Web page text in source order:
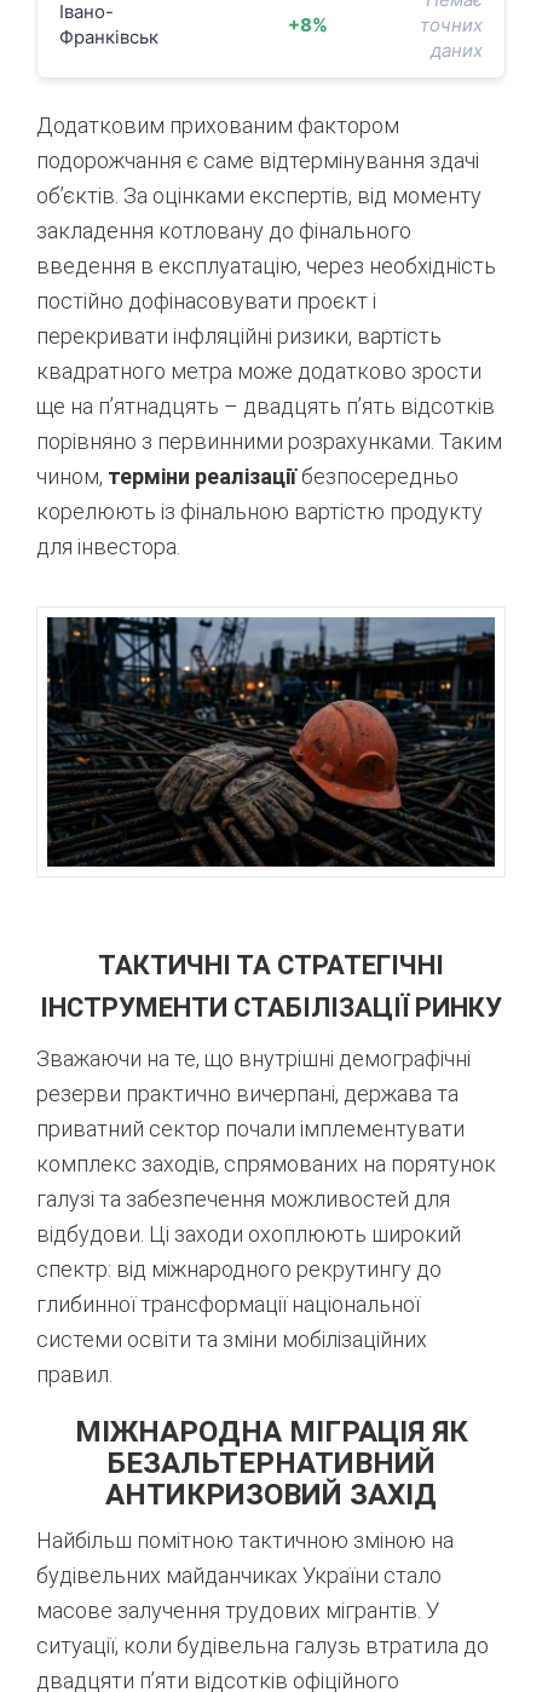
Івано-
Франківськ
+8%
точних
даних
Додатковим прихованим фактором
подорожчання є саме відтермінування здачі
об’єктів. За оцінками експертів, від моменту
закладення котловану до фінального
введення в експлуатацію, через необхідність
постійно дофінасовувати проєкт і
перекривати інфляційні ризики, вартість
квадратного метра може додатково зрости
ще на п’ятнадцять – двадцять п’ять відсотків
порівняно з первинними розрахунками . Таким
чином, терміни реалізаціїбезпосередньо
корелюють із фінальною вартістю продукту
для інвестора.
ТАКТИЧНІ ТА СТРАТЕГІЧНІ
ІНСТРУМЕНТИ СТАБІЛІЗАЦІЇ РИНКУ
Зважаючи на те, що внутрішні демографічні
резерви практично вичерпані, держава та
приватний сектор почали імплементувати
комплекс заходів, спрямованих на порятунок
галузі та забезпечення можливостей для
відбудови. Ці заходи охоплюють широкий
спектр: від міжнародного рекрутингу до
глибинної трансформації національної
системи освіти та зміни мобілізаційних
правил.
МІЖНАРОДНА МІГРАЦІЯ ЯК
БЕЗАЛЬТЕРНАТИВНИЙ
АНТИКРИЗОВИЙ ЗАХІД
Найбільш помітною тактичною зміною на
будівельних майданчиках України стало
масове залучення трудових мігрантів. У
ситуації, коли будівельна галузь втратила до
двадцяти п’яти відсотків офіційного